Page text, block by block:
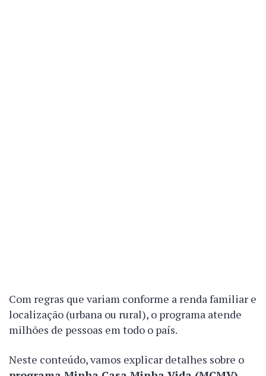
Com regras que variam conforme a renda familiar e
localização (urbana ou rural), o programa atende
milhões de pessoas em todo o país.
Neste conteúdo, vamos explicar detalhes sobre o